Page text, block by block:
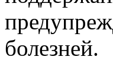
болезней.